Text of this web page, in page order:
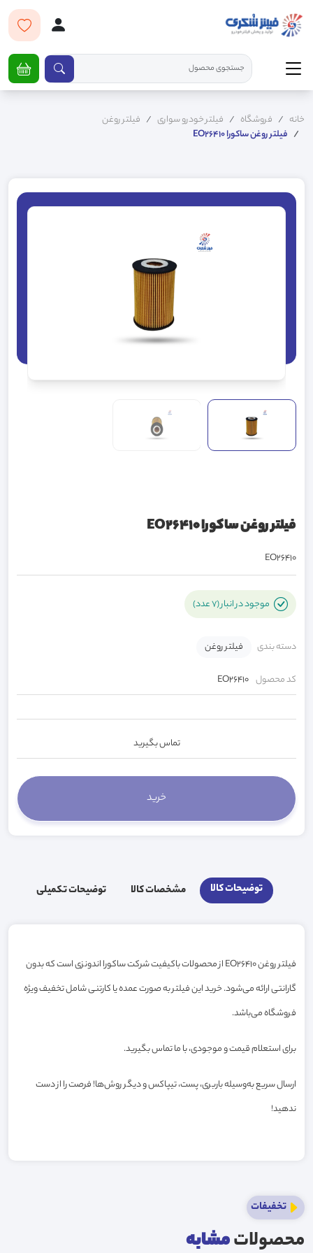
خانه فروشگاه فیلتر خودرو سواری
فیلتر روغن
فیلتر روغن ساکورا EO26410
فیلتر روغن ساکورا EO26410
EO26410
موجود در انبار (7 عدد)
دسته بندی فیلتر روغن
کد محصول EO26410
تماس بگیرید
توضیحات کالا مشخصات کالا توضیحات تکمیلی
فیلتر روغن EO26410 از محصولات باکیفیت شرکت ساکورا اندونزی است که بدون
گارانتی ارائه می‌شود. خرید این فیلتر به صورت عمده یا کارتنی شامل تخفیف ویژه
فروشگاه می‌باشد.
برای استعلام قیمت و موجودی، با ما تماس بگیرید.
ارسال سریع به‌وسیله باربری، پست، تیپاکس و دیگر روش‌ها! فرصت را از دست
ندهید!
تخفیفات
محصولاتمشابه